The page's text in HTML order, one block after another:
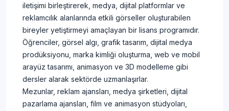
iletişimi birleştirerek, medya, dijital platformlar ve
reklamcılık alanlarında etkili görseller oluşturabilen
bireyler yetiştirmeyi amaçlayan bir lisans programıdır.
Öğrenciler, görsel algı, grafik tasarım, dijital medya
prodüksiyonu, marka kimliği oluşturma, web ve mobil
arayüz tasarımı, animasyon ve 3D modelleme gibi
dersler alarak sektörde uzmanlaşırlar.
Mezunlar, reklam ajansları, medya şirketleri, dijital
pazarlama ajansları, film ve animasyon stüdyoları,